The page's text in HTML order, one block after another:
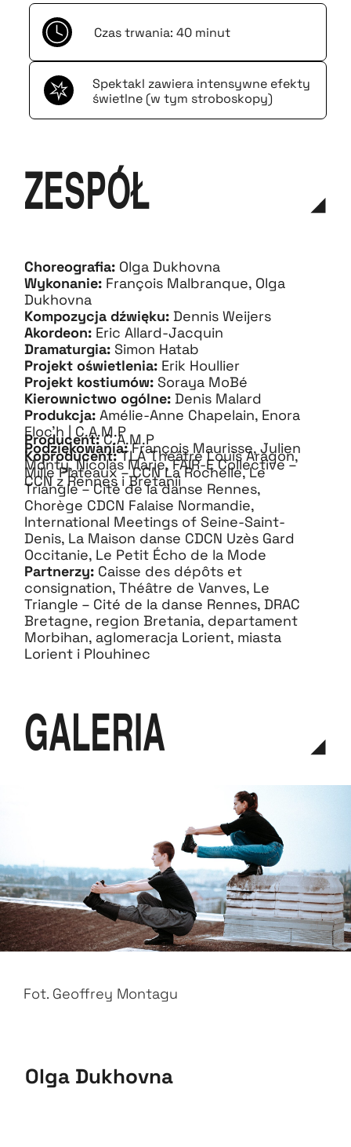
Czas trwania: 40 minut
Spektakl zawiera intensywne efekty
świetlne (w tym stroboskopy)
ZESPÓŁ
Choreografia: Olga Dukhovna
Wykonanie: François Malbranque, Olga
Dukhovna
Kompozycja dźwięku: Dennis Weijers
Akordeon: Eric Allard-Jacquin
Dramaturgia: Simon Hatab
Projekt oświetlenia: Erik Houllier
Projekt kostiumów: Soraya MoBé
Kierownictwo ogólne: Denis Malard
Produkcja: Amélie-Anne Chapelain, Enora
Floc’h | C.A.M.P
Podziękowania:François Maurisse, Julien
Monty, Nicolas Marie, FAIR-E Collective –
CCN z Rennes i Bretanii
Producent:C.A.M.P
Koproducent:TLA Théâtre Louis Aragon,
Mille Plateaux – CCN La Rochelle, Le
Triangle – Cité de la danse Rennes,
Chorège CDCN Falaise Normandie,
International Meetings of Seine-Saint-
Denis, La Maison danse CDCN Uzès Gard
Occitanie, Le Petit Écho de la Mode
Partnerzy: Caisse des dépôts et
consignation, Théâtre de Vanves, Le
Triangle – Cité de la danse Rennes, DRAC
Bretagne, region Bretania, departament
Morbihan, aglomeracja Lorient, miasta
Lorient i Plouhinec
galeria
Fot. Geoffrey Montagu
Olga Dukhovna